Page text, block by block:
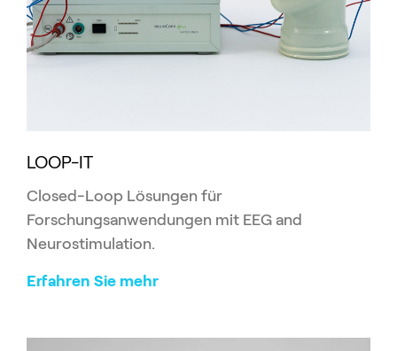
LOOP-IT
Closed-Loop Lösungen für
Forschungsanwendungen mit EEG and
Neurostimulation.
Erfahren Sie mehr